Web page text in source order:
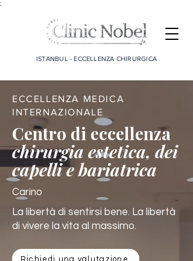
;
ISTANBUL - ECCELLENZA CHIRURGICA
ECCELLENZA MEDICA
INTERNAZIONALE
Centro di eccellenza
chirurgia estetica, dei
capelli e bariatrica
Carino
La libertà di sentirsi bene. La libertà
di vivere la vita al massimo.
Richiedi una valutazione